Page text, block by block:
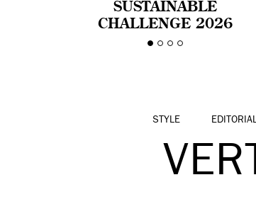
SUSTAINABLE
CHALLENGE 2026
CELEBRA LA
STYLE